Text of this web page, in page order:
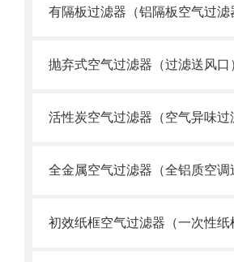
有隔板过滤器（铝隔板空气过滤
抛弃式空气过滤器（过滤送风口
活性炭空气过滤器（空气异味过